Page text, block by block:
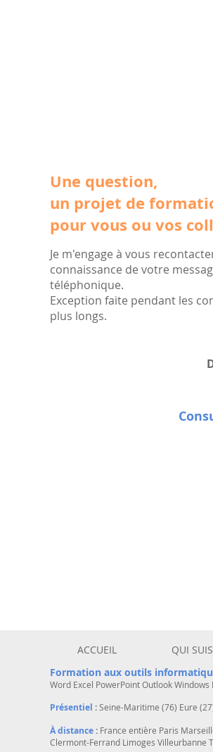
Une question,
un projet de
pour vous ou vos
Je m'engage à vous
connaissance de votre
téléphonique.
Exception faite pendant les
plus longs.
ACCUEIL QUI
Formation aux outils
Word Excel PowerPointOutlookWindows
Présentiel :Seine-Maritime (76) Eure
À distance: France entière Paris
Clermont-Ferrand Limoges Villeurbanne